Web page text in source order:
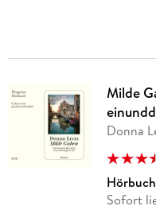
Milde
Donna
Sofort